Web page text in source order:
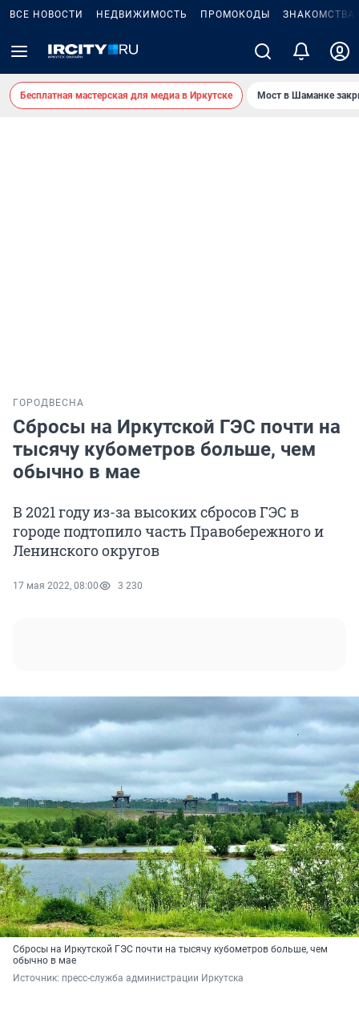
ВСЕ НОВОСТИ НЕДВИЖИМОСТЬ ПРОМОКОДЫ ЗНАКОМСТВА
Бесплатная мастерская для медиа в Иркутске Мост в Шаманке
ГОРОД ВЕСНА
Сбросы на Иркутской ГЭС почти на
тысячу кубометров больше, чем
обычно в мае
В 2021 году из-за высоких сбросов ГЭС в
городе подтопило часть Правобережного и
Ленинского округов
17 мая 2022, 08:00 3 230
Сбросы на Иркутской ГЭС почти на тысячу кубометров больше, чем
обычно в мае
Источник: пресс-служба администрации Иркутска